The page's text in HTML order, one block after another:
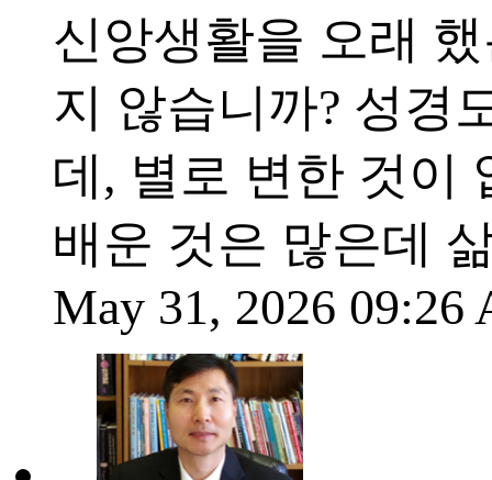
신앙생활을 오래
지 않습니까? 성경
데, 별로 변한 것이
배운 것은 많은데
May 31, 2026 09:26